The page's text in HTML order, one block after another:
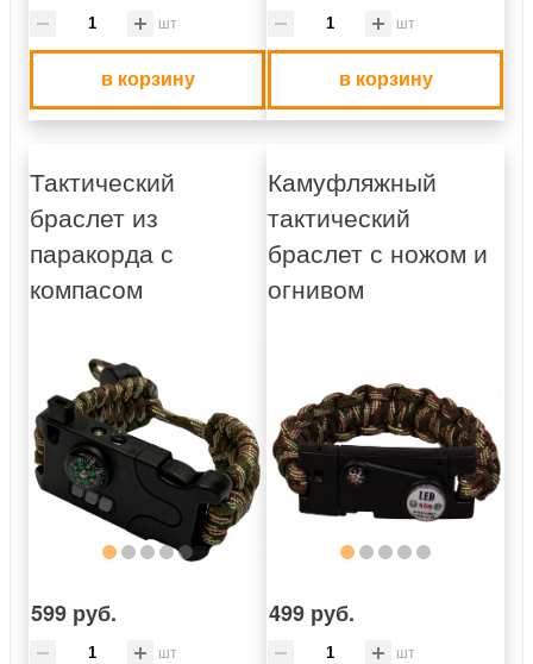
шт
в корзину
шт
в корзину
Тактический
браслет из
паракорда с
компасом
599 руб.
шт
Камуфляжный
тактический
браслет с ножом и
огнивом
499 руб.
шт